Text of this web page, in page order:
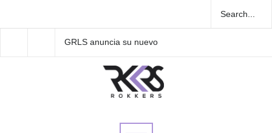
GRLS anuncia su nuevo